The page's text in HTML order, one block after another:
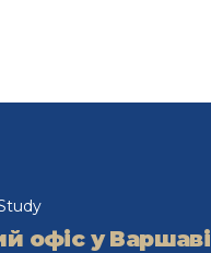
офіс у Варшаві